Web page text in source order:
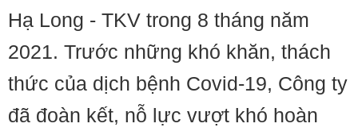
Hạ Long - TKV trong 8 tháng năm
2021. Trước những khó khăn, thách
thức của dịch bệnh Covid-19, Công ty
đã đoàn kết, nỗ lực vượt khó hoàn